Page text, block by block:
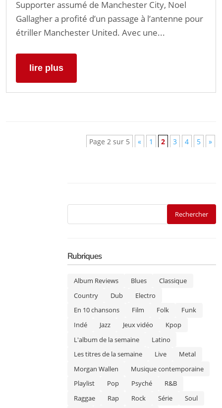
Supporter assumé de Manchester City, Noel
Gallagher a profité d’un passage à l’antenne pour
étriller Manchester United. Avec une...
lire plus
Page 2 sur 5 « 1 2 3 4 5 »
Rubriques
Album Reviews Blues
Classique
Country
Dub
Electro
En 10 chansons
Film Folk
Funk
Indé
Jazz Jeux vidéo
Kpop
L'album de la semaine
Latino
Les titres de la semaine
Live
Metal
Morgan Wallen
Musique contemporaine
Playlist
Pop Psyché
R&B
Raggae
Rap Rock Série
Soul